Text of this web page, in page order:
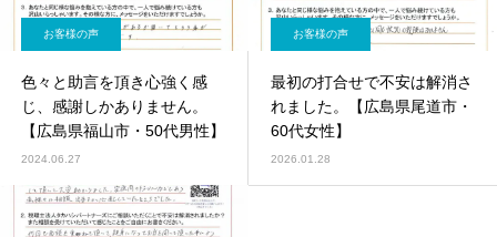
お客様の声
色々と助言を頂き心強く感
じ、感謝しかありません。
【広島県福山市・50代男性】
2024.06.27
お客様の声
最初の打合せで不安は解消さ
れました。【広島県尾道市・
60代女性】
2026.01.28